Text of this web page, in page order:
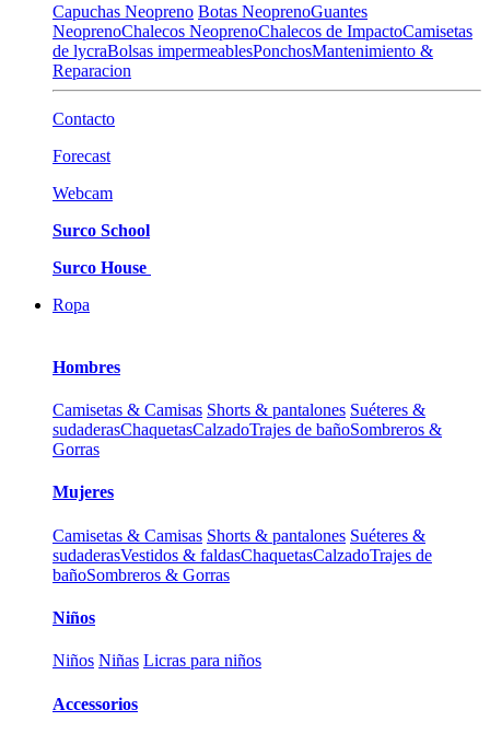
Capuchas Neopreno Botas NeoprenoGuantes
NeoprenoChalecos NeoprenoChalecos de ImpactoCamisetas
de lycraBolsas impermeablesPonchosMantenimiento &
Reparacion
Contacto
Forecast
Webcam
Surco School
Surco House
Ropa
Hombres
Camisetas & Camisas Shorts & pantalones Suéteres &
sudaderasChaquetasCalzadoTrajes de bañoSombreros &
Gorras
Mujeres
Camisetas & Camisas Shorts & pantalones Suéteres &
sudaderasVestidos & faldasChaquetasCalzadoTrajes de
bañoSombreros & Gorras
Niños
Niños Niñas Licras para niños
Accessorios